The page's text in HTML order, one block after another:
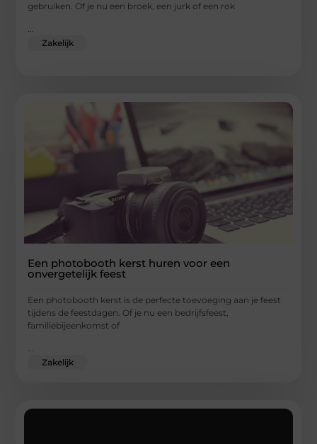
gebruiken. Of je nu een broek, een jurk of een rok
Zakelijk
Een photobooth kerst huren voor een
onvergetelijk feest
Een photobooth kerst is de perfecte toevoeging aan je feest
tijdens de feestdagen. Of je nu een bedrijfsfeest,
familiebijeenkomst of
...
Zakelijk